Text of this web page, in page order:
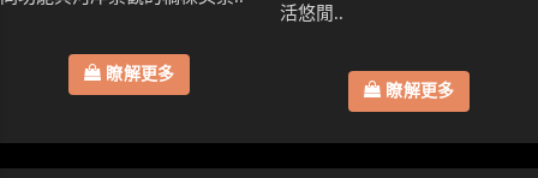
瞭解更多
活悠閒..
瞭解更多